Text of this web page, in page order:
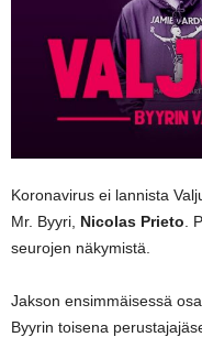
Koronavirus ei lannista
Mr. Byyri, Nicolas Prieto .
seurojen näkymistä.
Jakson ensimmäisessä
Byyrin toisena